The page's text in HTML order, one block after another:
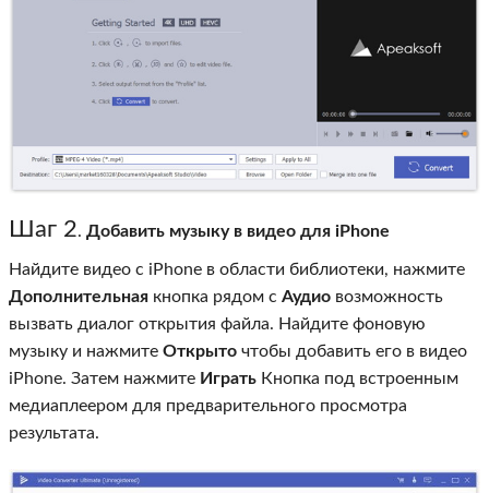
Шаг 2. Добавить музыку в видео для iPhone
Найдите видео с iPhone в области библиотеки, нажмите
Дополнительная кнопка рядом с Аудио возможность
вызвать диалог открытия файла. Найдите фоновую
музыку и нажмите Открыто чтобы добавить его в видео
iPhone. Затем нажмите Играть Кнопка под встроенным
медиаплеером для предварительного просмотра
результата.